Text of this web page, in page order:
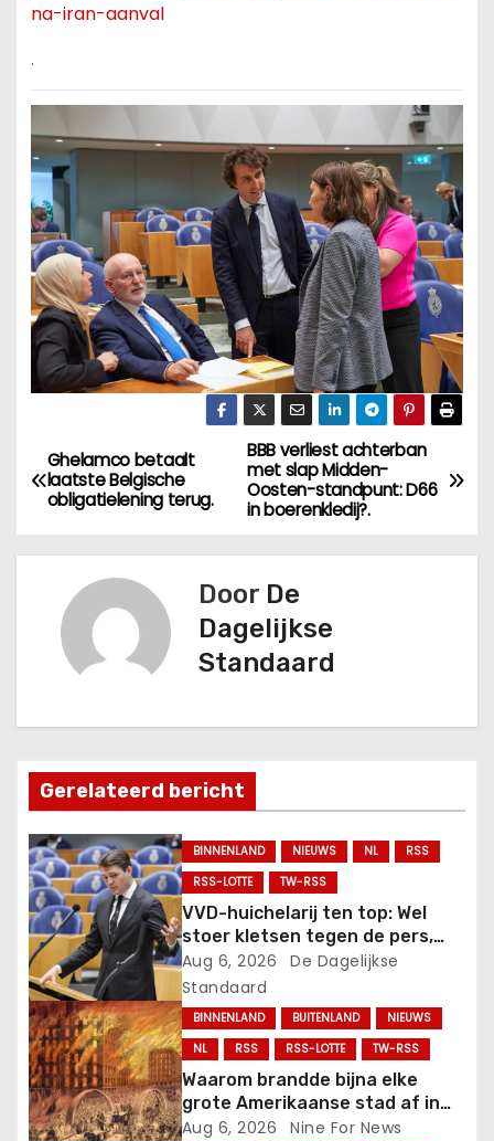
na-iran-aanval
.
B
e
r
t
n
a
v
i
g
a
t
i
BBB verliest achterban
met slap Midden-
Oosten-standpunt: D66
in boerenkledij?.
Ghelamco betaalt
laatste Belgische
obligatielening terug.
Door De
Dagelijkse
Standaard
Gerelateerd bericht
BINNENLAND NIEUWS NL
RSS
RSS-LOTTE
TW-RSS
VVD-huichelarij ten top: Wel
stoer kletsen tegen de pers,
maar stemmen VÓÓR zes
maanden WW in het buitenland!.
Aug 6, 2026
De Dagelijkse
Standaard
BINNENLAND BUITENLAND
NIEUWS
NL
RSS RSS-LOTTE TW-RSS
Waarom brandde bijna elke
grote Amerikaanse stad af in
de 19e eeuw?.
Aug 6, 2026 Nine For News